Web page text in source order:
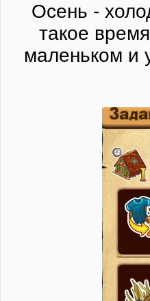
Осень -
такое
маленьком и